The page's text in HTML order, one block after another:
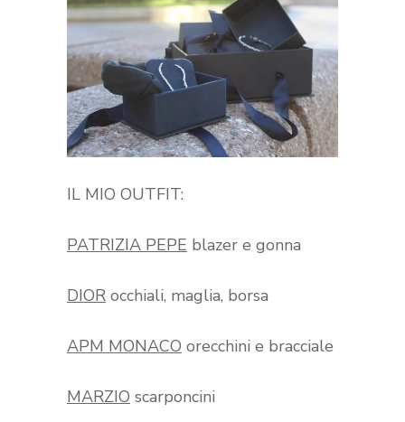
IL MIO OUTFIT:
PATRIZIA PEPE blazer e gonna
DIOR occhiali, maglia, borsa
APM MONACO orecchini e bracciale
MARZIO scarponcini